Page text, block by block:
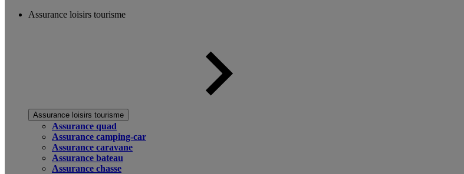
Assurance loisirs tourisme
Assurance loisirs tourisme
Assurance quad
Assurance camping-car
Assurance caravane
Assurance bateau
Assurance chasse